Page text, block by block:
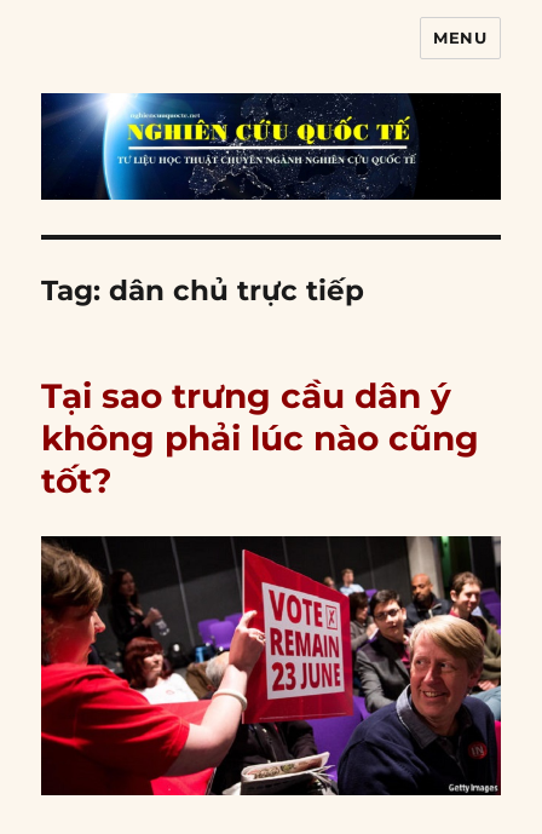
MENU
Tag:dân chủ trực tiếp
Tại sao trưng cầu dân ý
không phải lúc nào cũng
tốt?